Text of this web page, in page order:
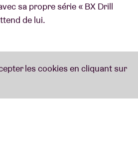
sa propre série « BX Drill
de lui.